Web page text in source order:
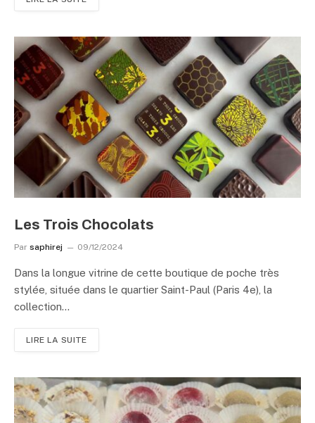
Les Trois Chocolats
Par saphirej 09/12/2024
Dans la longue vitrine de cette boutique de poche très
stylée, située dans le quartier Saint-Paul (Paris 4e), la
collection…
LIRE LA SUITE